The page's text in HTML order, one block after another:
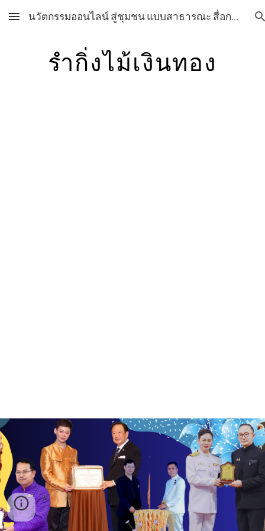
Skip to main content Skip to navigation
นวัตกรรมออนไลน์ สู่ชุมชน แบบสาธารณะ สื่อการเรียนการสอน วิชาศิลปะ กลุ่มสาระการเรียนรู้ศิลปะ โรงเรียนสุราษฎร์พิทยา สื่อการเรียนการสอน วิชาศิลปะ กลุ่มสาระการเรียนรู้ศิลปะ โรงเรียนสุราษฎร์พิทยา
รำกิ่งไม้เงินทอง